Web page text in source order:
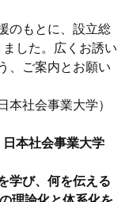
のもとに、設立総
した。広くお誘い
、ご案内とお願い
社会事業大学）
本社会事業大学
学び、何を伝える